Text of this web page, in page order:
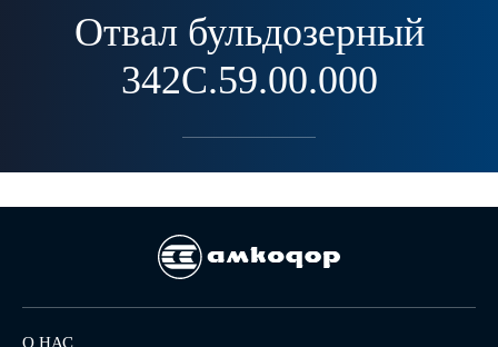
Отвал бульдозерный
342С.59.00.000
О НАС